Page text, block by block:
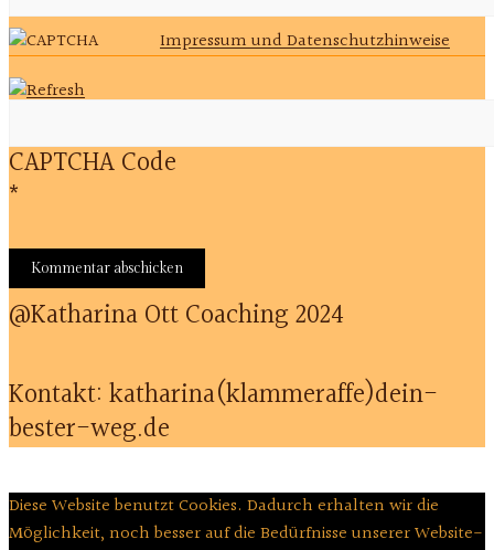
CAPTCHA Code
*
Impressum und Datenschutzhinweise
@Katharina Ott Coaching 2024
Kontakt: katharina(klammeraffe)dein-
bester-weg.de
Diese Website benutzt Cookies. Dadurch erhalten wir die
Möglichkeit, noch besser auf die Bedürfnisse unserer Website-